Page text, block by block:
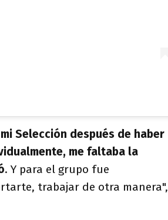
Selección después de haber
me faltaba la
. Y para el grupo fue
trabajar de otra manera",